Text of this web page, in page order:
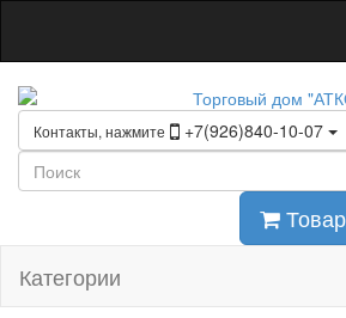
Контакты, нажмите +7(926)840-10-07
Категории